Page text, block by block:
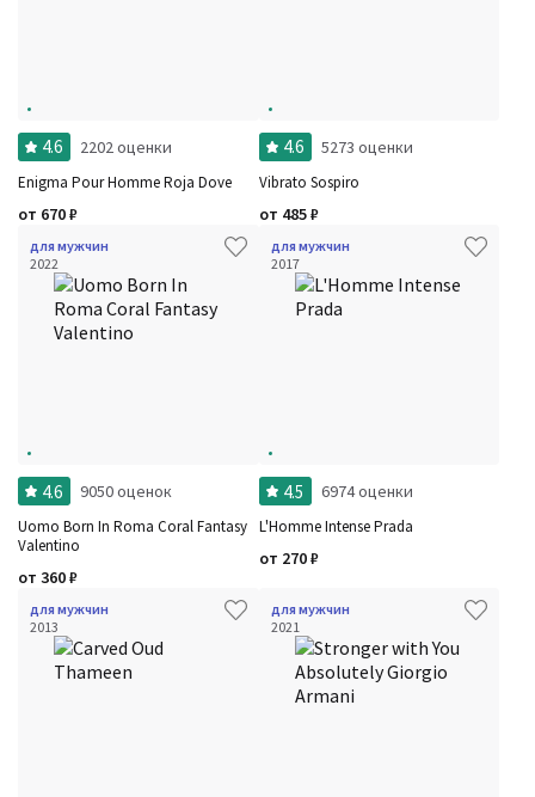
4.6 2202 оценки
Enigma Pour Homme Roja Dove
от 670₽
4.6 5273 оценки
Vibrato Sospiro
от 485₽
для мужчин
2022
4.6 9050 оценок
Uomo Born In Roma Coral Fantasy
Valentino
от 360₽
для мужчин
2017
4.5 6974 оценки
L'Homme Intense Prada
от 270₽
для мужчин
2013
для мужчин
2021